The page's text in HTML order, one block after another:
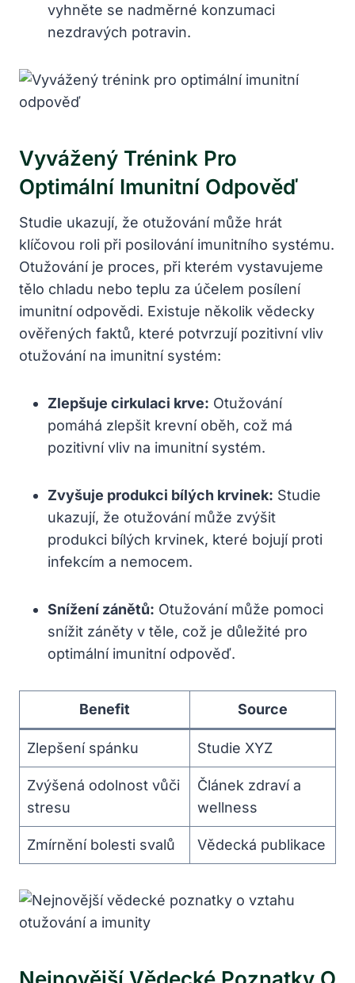
vyhněte se nadměrné konzumaci
nezdravých potravin.
Vyvážený Trénink Pro
Optimální Imunitní Odpověď
Studie ukazují, že otužování může hrát
klíčovou roli při posilování imunitního systému.
Otužování je proces, při kterém vystavujeme
tělo chladu nebo teplu za účelem posílení
imunitní odpovědi. Existuje několik vědecky
ověřených faktů, které potvrzují pozitivní vliv
otužování na imunitní systém:
Zlepšuje cirkulaci krve: Otužování
pomáhá zlepšit krevní oběh, což má
pozitivní vliv na imunitní systém.
Zvyšuje produkci bílých krvinek: Studie
ukazují, že otužování může zvýšit
produkci bílých krvinek, které bojují proti
infekcím a nemocem.
Snížení zánětů: Otužování může pomoci
snížit záněty v těle, což je důležité pro
optimální imunitní odpověď.
Benefit Source
Zlepšení spánku Studie XYZ
Zvýšená odolnost vůči
stresu
Článek zdraví a
wellness
Zmírnění bolesti svalů Vědecká publikace